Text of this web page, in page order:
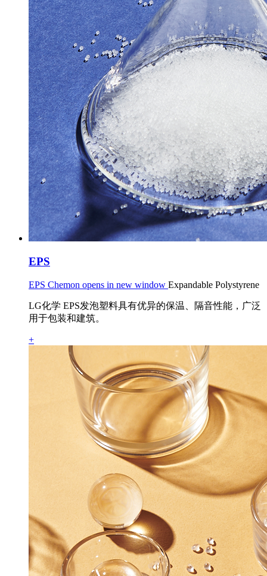
EPS
EPS Chemon opens in new window Expandable Polystyrene
LG化学 EPS发泡塑料具有优异的保温、隔音性能，广泛
用于包装和建筑。
+